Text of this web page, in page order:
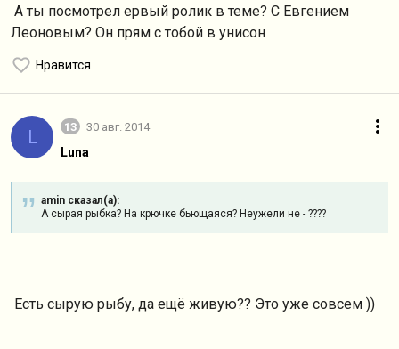
А ты посмотрел ервый ролик в теме? С Евгением
Леоновым? Он прям с тобой в унисон
Нравится
L 13 30 авг. 2014
Luna
amin сказал(а):
А сырая рыбка? На крючке бьющаяся? Неужели не - ????
Есть сырую рыбу, да ещё живую?? Это уже совсем ))